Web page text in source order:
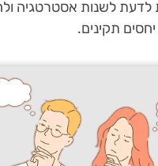
לדעת לשנות אסטרטגיה
תקינים.